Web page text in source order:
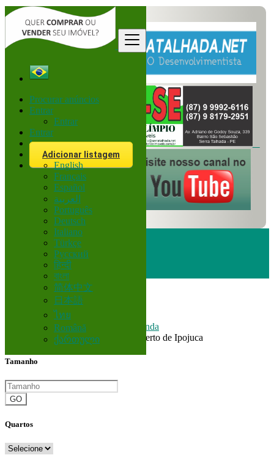
Procurar anúncios
Entrar
Entrar
Entrar
Inscreva-se
Adicionar listagem
English
Français
Español
العربية
Português
Deutsch
Italiano
Türkçe
Русский
हिन्दी
বাংলা
简体中文
日本語
ไทย
Română
ქართული
Brasil
Corretor
Casas e Apartamentos para venda
Todos Anúncios em 200 km perto de Ipojuca
Tamanho
GO
Quartos